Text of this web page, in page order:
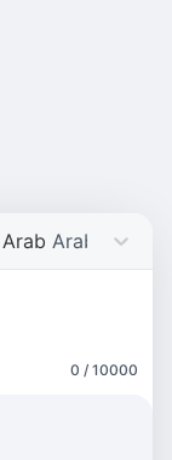
Arab Arabic
0 / 10000